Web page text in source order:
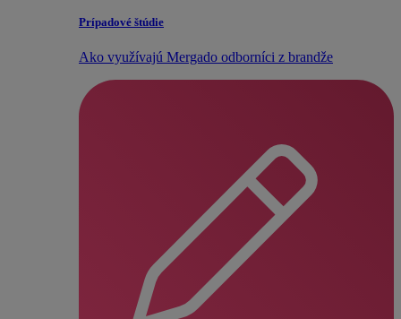
Prípadové štúdie
Ako využívajú Mergado odborníci z brandže